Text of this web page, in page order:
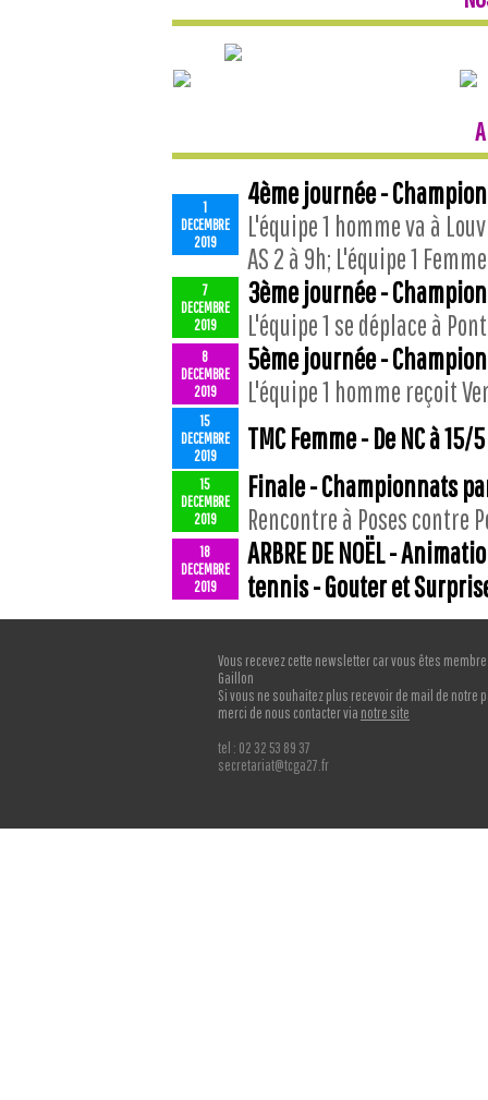
1
DECEMBRE
2019
4ème journée -
L'équipe 1 homme va à
AS 2 à 9h; L'équipe 1
7
DECEMBRE
2019
3ème journée -
L'équipe 1 se déplace à
8
DECEMBRE
2019
5ème journée -
L'équipe 1 homme reçoit
15
DECEMBRE
2019
TMC Femme - De NC à 15/5
15
DECEMBRE
2019
Finale - Championnats
Rencontre à Poses contre
18
DECEMBRE
2019
ARBRE DE NOËL -
tennis - Gouter et
Vous recevez cette newsletter car vous êtes membre
Gaillon
Si vous ne souhaitez plus recevoir de mail de notre
merci de nous contacter via notre site
tel : 02 32 53 89 37
secretariat@tcga27.fr